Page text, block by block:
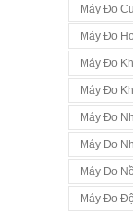
Máy Đo
Máy Đo
Máy Đo
Máy Đo
Máy Đo
Máy Đo
Máy Đo
Máy Đo